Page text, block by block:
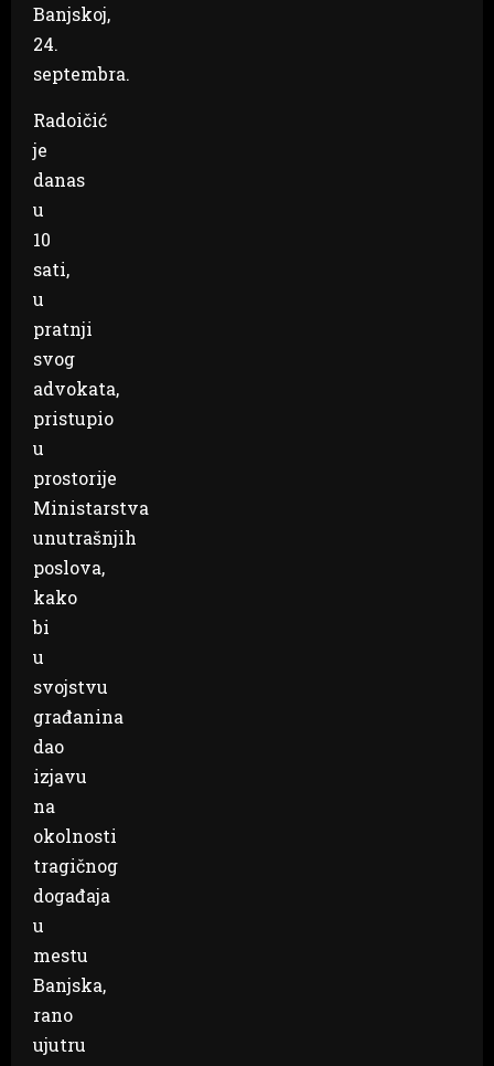
Banjskoj,
24.
septembra.
Radoičić
je
danas
u
10
sati,
u
pratnji
svog
advokata,
pristupio
u
prostorije
Ministarstva
unutrašnjih
poslova,
kako
bi
u
svojstvu
građanina
dao
izjavu
na
okolnosti
tragičnog
događaja
u
mestu
Banjska,
rano
ujutru